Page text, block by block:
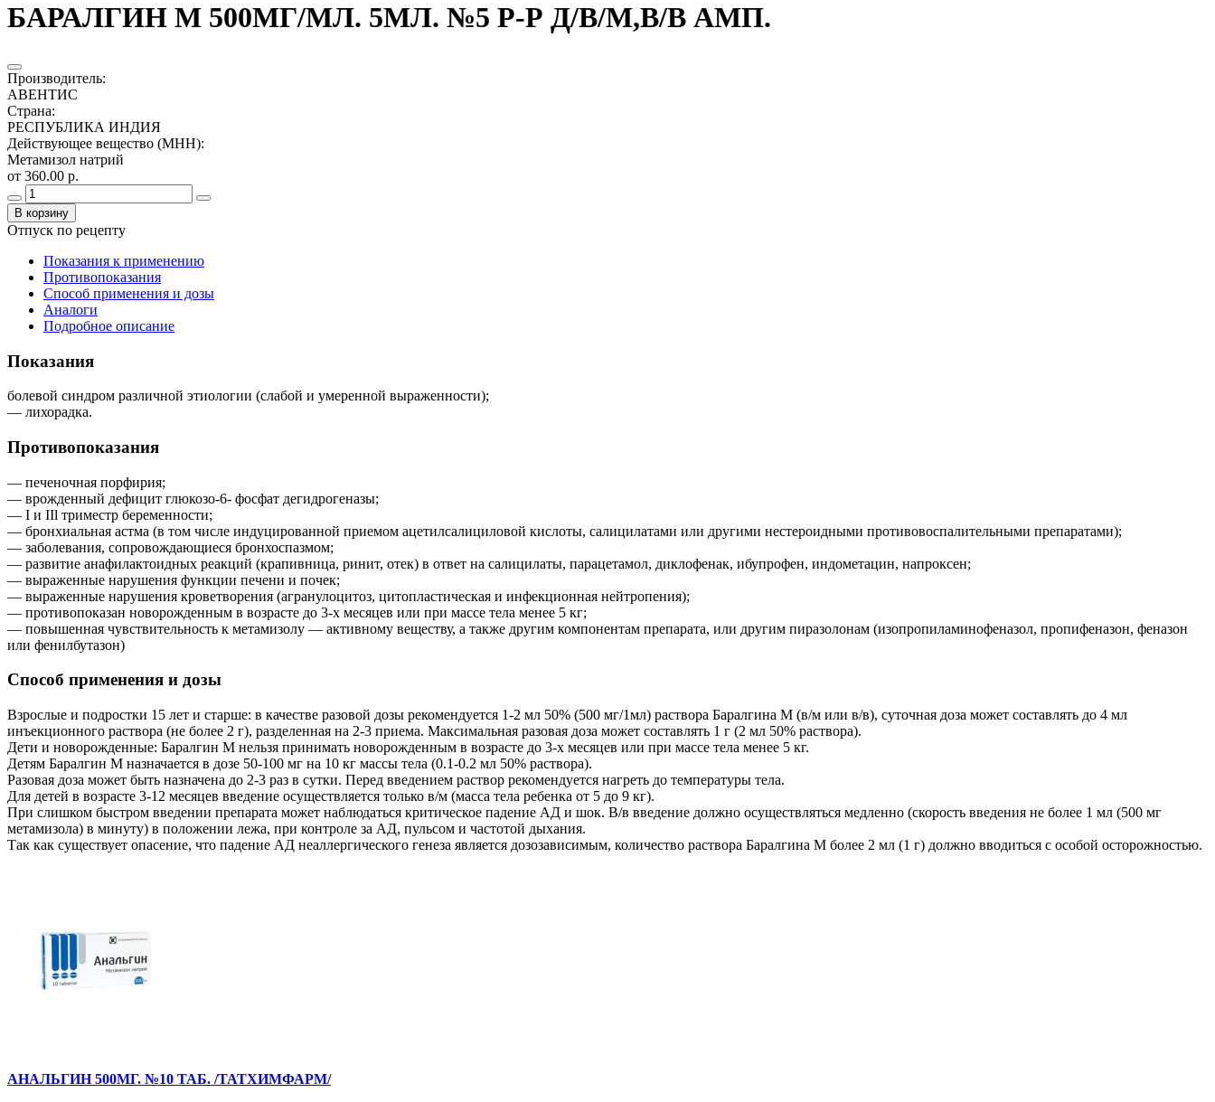
БАРАЛГИН М 500МГ/МЛ. 5МЛ. №5 Р-Р Д/В/М,В/В АМП.
Производитель:
АВЕНТИС
Страна:
РЕСПУБЛИКА ИНДИЯ
Действующее вещество (МНН):
Метамизол натрий
от 360.00 р.
В корзину
Отпуск по рецепту
Показания к применению
Противопоказания
Способ применения и дозы
Аналоги
Подробное описание
Показания
болевой синдром различной этиологии (слабой и умеренной выраженности);
— лихорадка.
Противопоказания
— печеночная порфирия;
— врожденный дефицит глюкозо-6- фосфат дегидрогеназы;
— I и IIl триместр беременности;
— бронхиальная астма (в том числе индуцированной приемом ацетилсалициловой кислоты, салицилатами или другими нестероидными противовоспалительными препаратами);
— заболевания, сопровождающиеся бронхоспазмом;
— развитие анафилактоидных реакций (крапивница, ринит, отек) в ответ на салицилаты, парацетамол, диклофенак, ибупрофен, индометацин, напроксен;
— выраженные нарушения функции печени и почек;
— выраженные нарушения кроветворения (агранулоцитоз, цитопластическая и инфекционная нейтропения);
— противопоказан новорожденным в возрасте до 3-х месяцев или при массе тела менее 5 кг;
— повышенная чувствительность к метамизолу — активному веществу, а также другим компонентам препарата, или другим пиразолонам (изопропиламинофеназол, пропифеназон, феназон
или фенилбутазон)
Способ применения и дозы
Взрослые и подростки 15 лет и старше: в качестве разовой дозы рекомендуется 1-2 мл 50% (500 мг/1мл) раствора Баралгина М (в/м или в/в), суточная доза может составлять до 4 мл
инъекционного раствора (не более 2 г), разделенная на 2-3 приема. Максимальная разовая доза может составлять 1 г (2 мл 50% раствора).
Дети и новорожденные: Баралгин М нельзя принимать новорожденным в возрасте до 3-х месяцев или при массе тела менее 5 кг.
Детям Баралгин М назначается в дозе 50-100 мг на 10 кг массы тела (0.1-0.2 мл 50% раствора).
Разовая доза может быть назначена до 2-3 раз в сутки. Перед введением раствор рекомендуется нагреть до температуры тела.
Для детей в возрасте 3-12 месяцев введение осуществляется только в/м (масса тела ребенка от 5 до 9 кг).
При слишком быстром введении препарата может наблюдаться критическое падение АД и шок. В/в введение должно осуществляться медленно (скорость введения не более 1 мл (500 мг
метамизола) в минуту) в положении лежа, при контроле за АД, пульсом и частотой дыхания.
Так как существует опасение, что падение АД неаллергического генеза является дозозависимым, количество раствора Баралгина М более 2 мл (1 г) должно вводиться с особой осторожностью.
АНАЛЬГИН 500МГ. №10 ТАБ. /ТАТХИМФАРМ/